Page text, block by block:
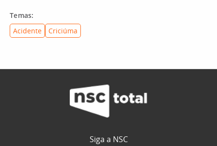
Temas:
Acidente
Criciúma
Siga a NSC